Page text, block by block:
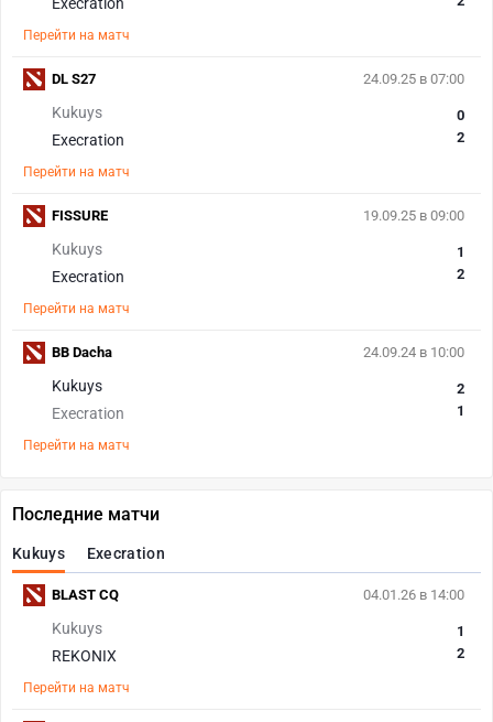
Перейти на матч
24.09.25 в 07:00
Kukuys
Execration
0
2
Перейти на матч
DL S27
19.09.25 в 09:00
Kukuys
Execration
1
2
Перейти на матч
FISSURE
24.09.24 в 10:00
Kukuys
Execration
2
1
Перейти на матч
BB Dacha
Последние матчи
Kukuys Execration
04.01.26 в 14:00
Kukuys
REKONIX
1
2
Перейти на матч
BLAST CQ